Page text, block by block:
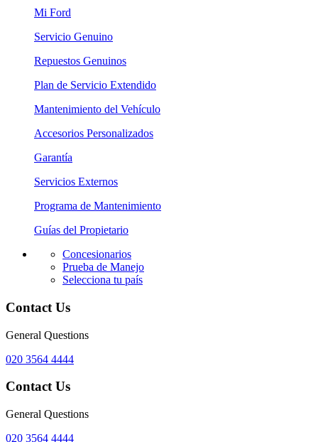
Mi Ford
Servicio Genuino
Repuestos Genuinos
Plan de Servicio Extendido
Mantenimiento del Vehículo
Accesorios Personalizados
Garantía
Servicios Externos
Programa de Mantenimiento
Guías del Propietario
Concesionarios
Prueba de Manejo
Selecciona tu país
Contact Us
General Questions
020 3564 4444
Contact Us
General Questions
020 3564 4444